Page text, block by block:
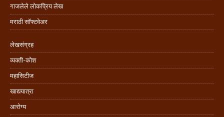
गाजलेले लोकप्रिय लेख
मराठी सॉफ्टवेअर
लेखसंग्रह
व्यक्ती-कोश
महासिटीज
खाद्ययात्रा
आरोग्य